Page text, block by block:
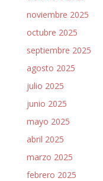
noviembre 2025
octubre 2025
septiembre 2025
agosto 2025
julio 2025
junio 2025
mayo 2025
abril 2025
marzo 2025
febrero 2025